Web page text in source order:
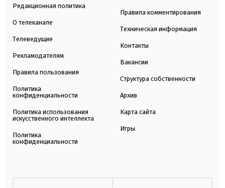
Редакционная политика
О телеканале
Телеведущие
Рекламодателям
Правила пользования
Политика
конфиденциальности
Политика использования
искусственного интеллекта
Политика
конфиденциальности
Правила комментирования
Техническая информация
Контакты
Вакансии
Структура собственности
Архив
Карта сайта
Игры